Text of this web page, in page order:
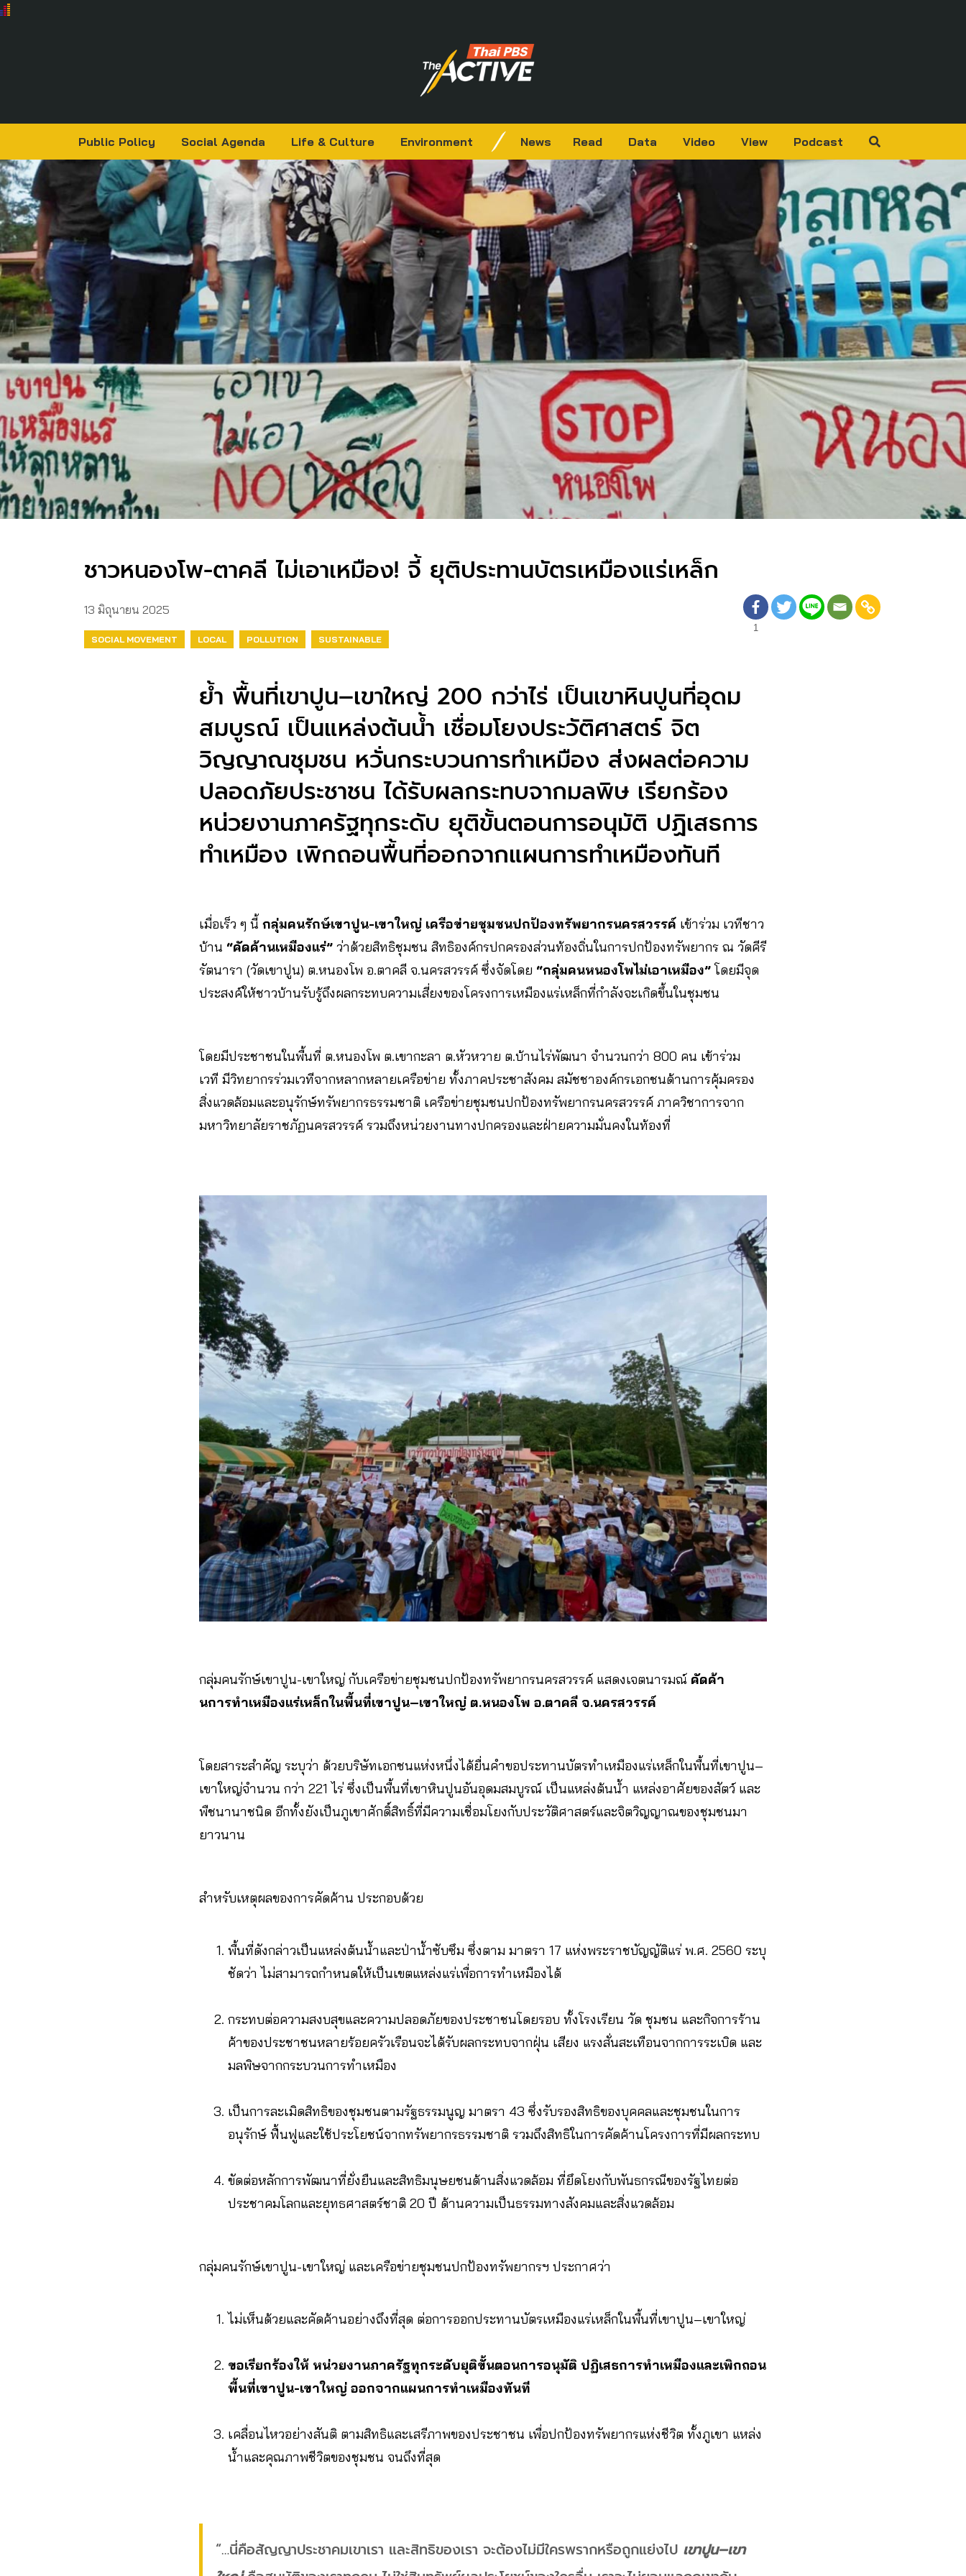
Public Policy Social Agenda Life & Culture Environment News Read Data Video View Podcast
ชาวหนองโพ-ตาคลี ไม่เอาเหมือง! จี้ ยุติประทานบัตรเหมืองแร่เหล็ก
13 มิถุนายน 2025
SOCIAL MOVEMENT LOCAL POLLUTION SUSTAINABLE
1
ย้ำ พื้นที่เขาปูน–เขาใหญ่ 200 กว่าไร่ เป็นเขาหินปูนที่อุดม
สมบูรณ์ เป็นแหล่งต้นน้ำ เชื่อมโยงประวัติศาสตร์ จิต
วิญญาณชุมชน หวั่นกระบวนการทำเหมือง ส่งผลต่อความ
ปลอดภัยประชาชน ได้รับผลกระทบจากมลพิษ เรียกร้อง
หน่วยงานภาครัฐทุกระดับ ยุติขั้นตอนการอนุมัติ ปฏิเสธการ
ทําเหมือง เพิกถอนพื้นที่ออกจากแผนการทําเหมืองทันที
เมื่อเร็ว ๆ นี้ กลุ่มคนรักษ์เขาปูน-เขาใหญ่ เครือข่ายชุมชนปกป้องทรัพยากรนครสวรรค์ เข้าร่วม เวทีชาว
บ้าน “คัดค้านเหมืองแร่” ว่าด้วยสิทธิชุมชน สิทธิองค์กรปกครองส่วนท้องถิ่นในการปกป้องทรัพยากร ณ วัดคีรี
รัตนารา (วัดเขาปูน) ต.หนองโพ อ.ตาคลี จ.นครสวรรค์ ซึ่งจัดโดย “กลุ่มคนหนองโพไม่เอาเหมือง”โดยมีจุด
ประสงค์ให้ชาวบ้านรับรู้ถึงผลกระทบความเสี่ยงของโครงการเหมืองแร่เหล็กที่กำลังจะเกิดขึ้นในชุมชน
โดยมีประชาชนในพื้นที่ ต.หนองโพ ต.เขากะลา ต.หัวหวาย ต.บ้านไร่พัฒนา จำนวนกว่า 800 คน เข้าร่วม
เวที มีวิทยากรร่วมเวทีจากหลากหลายเครือข่าย ทั้งภาคประชาสังคม สมัชชาองค์กรเอกชนด้านการคุ้มครอง
สิ่งแวดล้อมและอนุรักษ์ทรัพยากรธรรมชาติ เครือข่ายชุมชนปกป้องทรัพยากรนครสวรรค์ ภาควิชาการจาก
มหาวิทยาลัยราชภัฏนครสวรรค์ รวมถึงหน่วยงานทางปกครองและฝ่ายความมั่นคงในท้องที่
กลุ่มคนรักษ์เขาปูน-เขาใหญ่ กับเครือข่ายชุมชนปกป้องทรัพยากรนครสวรรค์ แสดงเจตนารมณ์ คัดค้า
นการทําเหมืองแร่เหล็กในพื้นที่เขาปูน–เขาใหญ่ ต.หนองโพ อ.ตาคลี จ.นครสวรรค์
โดยสาระสำคัญ ระบุว่า ด้วยบริษัทเอกชนแห่งหนึ่งได้ยื่นคําขอประทานบัตรทําเหมืองแร่เหล็กในพื้นที่เขาปูน–
เขาใหญ่จํานวน กว่า 221 ไร่ ซึ่งเป็นพื้นที่เขาหินปูนอันอุดมสมบูรณ์ เป็นแหล่งต้นน้ำ แหล่งอาศัยของสัตว์ และ
พืชนานาชนิด อีกทั้งยังเป็นภูเขาศักดิ์สิทธิ์ที่มีความเชื่อมโยงกับประวัติศาสตร์และจิตวิญญาณของชุมชนมา
ยาวนาน
สำหรับเหตุผลของการคัดค้าน ประกอบด้วย
พื้นที่ดังกล่าวเป็นแหล่งต้นน้ำและป่าน้ำซับซึม ซึ่งตาม มาตรา 17 แห่งพระราชบัญญัติแร่ พ.ศ. 2560 ระบุ
ชัดว่า ไม่สามารถกําหนดให้เป็นเขตแหล่งแร่เพื่อการทําเหมืองได้
กระทบต่อความสงบสุขและความปลอดภัยของประชาชนโดยรอบ ทั้งโรงเรียน วัด ชุมชน และกิจการร้าน
ค้าของประชาชนหลายร้อยครัวเรือนจะได้รับผลกระทบจากฝุ่น เสียง แรงสั่นสะเทือนจากการระเบิด และ
มลพิษจากกระบวนการทําเหมือง
เป็นการละเมิดสิทธิของชุมชนตามรัฐธรรมนูญ มาตรา 43 ซึ่งรับรองสิทธิของบุคคลและชุมชนในการ
อนุรักษ์ ฟื้นฟูและใช้ประโยชน์จากทรัพยากรธรรมชาติ รวมถึงสิทธิในการคัดค้านโครงการที่มีผลกระทบ
ขัดต่อหลักการพัฒนาที่ยั่งยืนและสิทธิมนุษยชนด้านสิ่งแวดล้อม ที่ยึดโยงกับพันธกรณีของรัฐไทยต่อ
ประชาคมโลกและยุทธศาสตร์ชาติ 20 ปี ด้านความเป็นธรรมทางสังคมและสิ่งแวดล้อม
กลุ่มคนรักษ์เขาปูน-เขาใหญ่ และเครือข่ายชุมชนปกป้องทรัพยากรฯ ประกาศว่า
ไม่เห็นด้วยและคัดค้านอย่างถึงที่สุด ต่อการออกประทานบัตรเหมืองแร่เหล็กในพื้นที่เขาปูน–เขาใหญ่
ขอเรียกร้องให้ หน่วยงานภาครัฐทุกระดับยุติขั้นตอนการอนุมัติ ปฏิเสธการทําเหมืองและเพิกถอน
พื้นที่เขาปูน-เขาใหญ่ ออกจากแผนการทําเหมืองทันที
เคลื่อนไหวอย่างสันติ ตามสิทธิและเสรีภาพของประชาชน เพื่อปกป้องทรัพยากรแห่งชีวิต ทั้งภูเขา แหล่ง
น้ำและคุณภาพชีวิตของชุมชน จนถึงที่สุด
“…นี่คือสัญญาประชาคมเขาเรา และสิทธิของเรา จะต้องไม่มีใครพรากหรือถูกแย่งไป เขาปูน–เขา